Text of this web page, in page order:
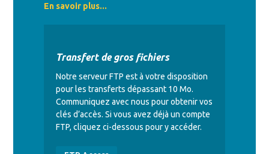
En savoir plus...
Transfert de gros fichiers
Notre serveur FTP est à votre disposition
pour les transferts dépassant 10 Mo.
Communiquez avec nous pour obtenir vos
clés d’accès. Si vous avez déjà un compte
FTP, cliquez ci-dessous pour y accéder.